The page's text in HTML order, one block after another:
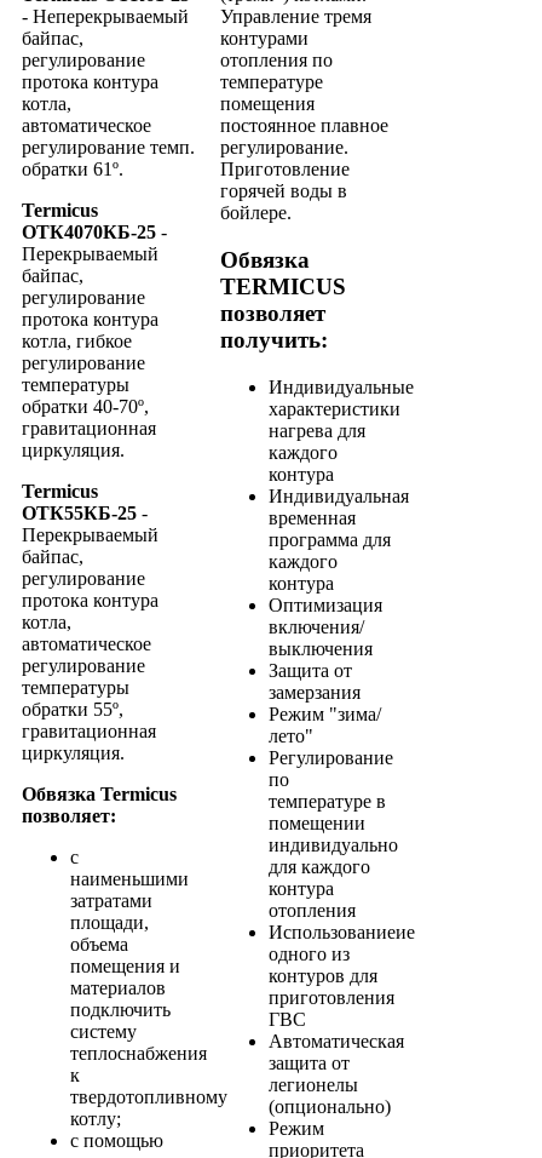
- Неперекрываемый
байпас,
регулирование
протока контура
котла,
автоматическое
регулирование темп.
обратки 61º.
Termicus
ОТК4070КБ-25 -
Перекрываемый
байпас,
регулирование
протока контура
котла, гибкое
регулирование
температуры
обратки 40-70º,
гравитационная
циркуляция.
Termicus
ОТК55КБ-25 -
Перекрываемый
байпас,
регулирование
протока контура
котла,
автоматическое
регулирование
температуры
обратки 55º,
гравитационная
циркуляция.
Обвязка Termicus
позволяет:
с
наименьшими
затратами
площади,
объема
помещения и
материалов
подключить
систему
теплоснабжения
к
твердотопливному
котлу;
с помощью
Управление тремя
контурами
отопления по
температуре
помещения
постоянное плавное
регулирование.
Приготовление
горячей воды в
бойлере.
Обвязка
TERMICUS
позволяет
получить:
Индивидуальные
характеристики
нагрева для
каждого
контура
Индивидуальная
временная
программа для
каждого
контура
Оптимизация
включения/
выключения
Защита от
замерзания
Режим "зима/
лето"
Регулирование
по
температуре в
помещении
индивидуально
для каждого
контура
отопления
Использованиеие
одного из
контуров для
приготовления
ГВС
Автоматическая
защита от
легионелы
(опционально)
Режим
приоритета